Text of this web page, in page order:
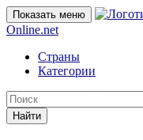
Показать меню
Online.net
Страны
Категории
Найти